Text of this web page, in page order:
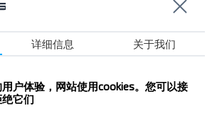
详细信息 关于我们
户体验，网站使用cookies。您可以接
它们